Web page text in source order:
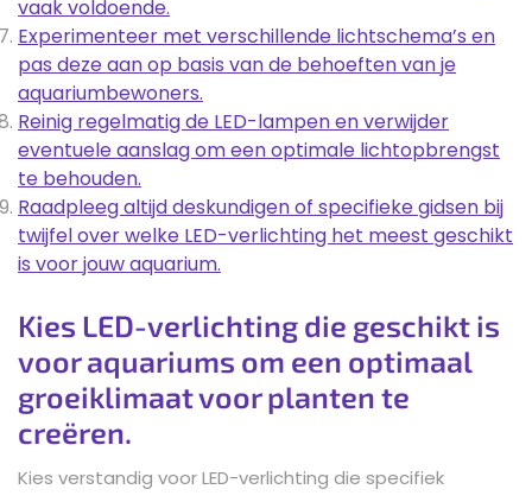
vaak voldoende.
Experimenteer met verschillende lichtschema’s en
pas deze aan op basis van de behoeften van je
aquariumbewoners.
Reinig regelmatig de LED-lampen en verwijder
eventuele aanslag om een optimale lichtopbrengst
te behouden.
Raadpleeg altijd deskundigen of specifieke gidsen bij
twijfel over welke LED-verlichting het meest geschikt
is voor jouw aquarium.
Kies LED-verlichting die geschikt is
voor aquariums om een optimaal
groeiklimaat voor planten te
creëren.
Kies verstandig voor LED-verlichting die specifiek